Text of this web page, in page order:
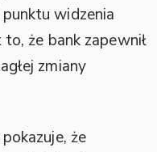
widzenia
że bank zapewnił
zmiany
że